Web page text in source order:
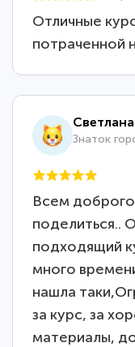
Отличные
потраченной
Знаток
Всем
поделиться..
подходящий
много
нашла
за курс, за
материалы,